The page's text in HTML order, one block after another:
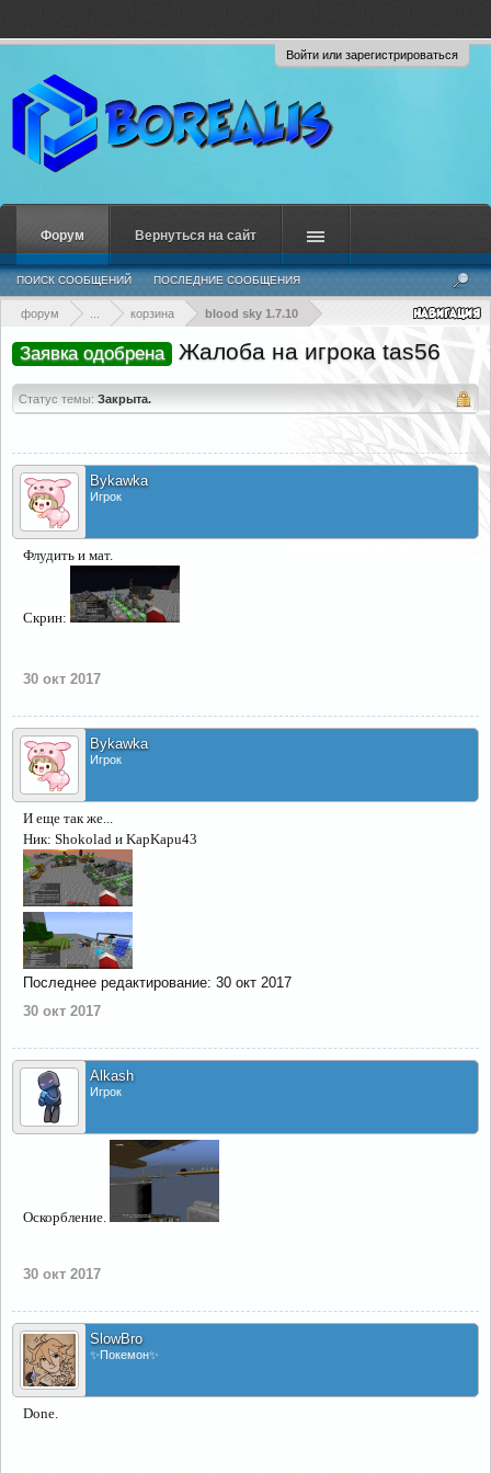
Войти или зарегистрироваться
форум корзина blood sky 1.7.10
Заявка одобрена Жалоба на игрока tas56
Статус темы: Закрыта.
Bykawka
Игрок
Флудить и мат.
Скрин:
30 окт 2017
Bykawka
Игрок
И еще так же...
Ник: Shokolad и KapKapu43
Последнее редактирование: 30 окт 2017
30 окт 2017
Alkash
Игрок
Оскорбление.
30 окт 2017
SlowBro
✨Покемон✨
Done.
Форум
ПОИСК СООБЩЕНИЙ ПОСЛЕДНИЕ СООБЩЕНИЯ
Вернуться на сайт